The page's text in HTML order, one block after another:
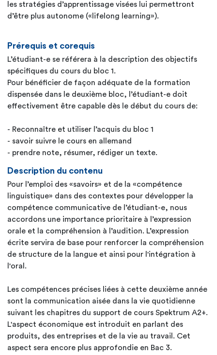
les stratégies d’apprentissage visées lui permettront
d’être plus autonome («lifelong learning»).
Prérequis et corequis
L’étudiant-e se référera à la description des objectifs
spécifiques du cours du bloc 1.
Pour bénéficier de façon adéquate de la formation
dispensée dans le deuxième bloc, l’étudiant-e doit
effectivement être capable dès le début du cours de:
- Reconnaître et utiliser l’acquis du bloc 1
- savoir suivre le cours en allemand
- prendre note, résumer, rédiger un texte.
Description du contenu
Pour l’emploi des «savoirs» et de la «compétence
linguistique» dans des contextes pour développer la
compétence communicative de l’étudiant-e, nous
accordons une importance prioritaire à l’expression
orale et la compréhension à l’audition. L’expression
écrite servira de base pour renforcer la compréhension
de structure de la langue et ainsi pour l'intégration à
l'oral.
Les compétences précises liées à cette deuxième année
sont la communication aisée dans la vie quotidienne
suivant les chapitres du support de cours Spektrum A2+.
L'aspect économique est introduit en parlant des
produits, des entreprises et de la vie au travail. Cet
aspect sera encore plus approfondie en Bac 3.